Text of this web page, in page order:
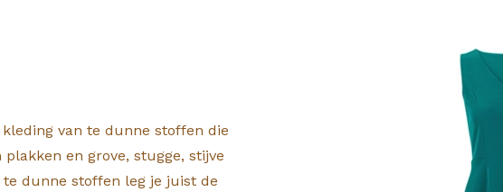
van te dunne stoffen die
en grove, stugge, stijve
dunne stoffen leg je juist de